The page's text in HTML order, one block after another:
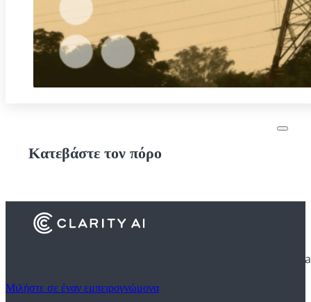
Κατεβάστε τον πόρο
Ανακαλύψτε πώς τα χρηματοπιστωτικά ιδρύματα χρησιμοποιούν
Μιλήστε σε έναν εμπειρογνώμονα